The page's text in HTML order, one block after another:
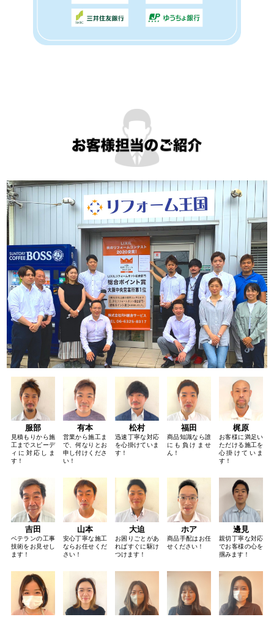
服部
見積もりから施
工までスピーデ
ィに対応しま
す！
有本
営業から施工ま
で、何なりとお
申し付けくださ
い！
松村
迅速丁寧な対応
を心掛けていま
す！
福田
商品知識なら誰
にも負けませ
ん！
梶原
お客様に満足い
ただける施工を
心掛けていま
す！
吉田
ベテランの工事
技術をお見せし
ます！
山本
安心丁寧な施工
ならお任せくだ
さい！
大迫
お困りごとがあ
ればすぐに駆け
つけます！
ホア
商品手配はお任
せください！
邊見
親切丁寧な対応
でお客様の心を
掴みます！